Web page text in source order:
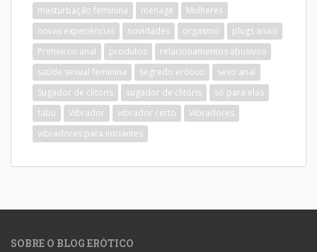
masturbação feminina
menage
Mulheres
novas experiências
novidades orgasmo
plugs anais
Primeiron anal
produtos
relacionamentos abusivos
saúde sexual feminina
segredo erótico
sexo anal
Sugador de clitoris
sugador de clitóris
só para elas
tabu
Vibrador vibrador certo
Vibradores
vibradores para iniciantes
SOBRE O BLOG ERÓTICO